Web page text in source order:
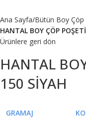
Ana Sayfa Bütün Boy Çöp
HANTAL BOY ÇÖP
Ürünlere geri dön
HANTAL
150 SİYAH
GRAMAJ